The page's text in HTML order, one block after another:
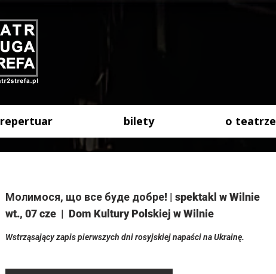
repertuar bilety o teatrze
Молимося, що все буде добре! | spektakl w Wilnie
wt., 07 cze
  |
Dom Kultury Polskiej w Wilnie
Wstrząsający zapis pierwszych dni rosyjskiej napaści na Ukrainę.